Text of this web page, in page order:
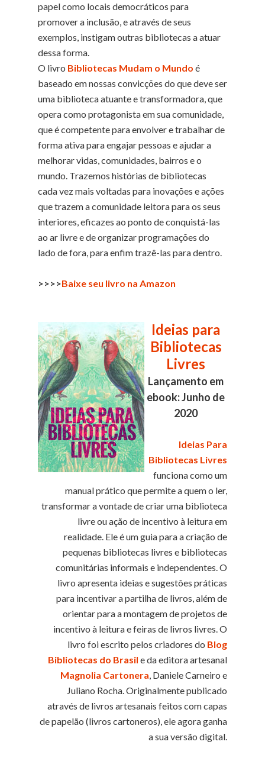
papel como locais democráticos para
promover a inclusão, e através de seus
exemplos, instigam outras bibliotecas a atuar
dessa forma.
O livro Bibliotecas Mudam o Mundo é
baseado em nossas convicções do que deve ser
uma biblioteca atuante e transformadora, que
opera como protagonista em sua comunidade,
que é competente para envolver e trabalhar de
forma ativa para engajar pessoas e ajudar a
melhorar vidas, comunidades, bairros e o
mundo. Trazemos histórias de bibliotecas
cada vez mais voltadas para inovações e ações
que trazem a comunidade leitora para os seus
interiores, eficazes ao ponto de conquistá-las
ao ar livre e de organizar programações do
lado de fora, para enfim trazê-las para dentro.
>>>>Baixe seu livro na Amazon
Ideias para
Bibliotecas
Livres
Lançamento em
ebook: Junho de
2020
Ideias Para
Bibliotecas Livres
funciona como um
manual prático que permite a quem o ler,
transformar a vontade de criar uma biblioteca
livre ou ação de incentivo à leitura em
realidade. Ele é um guia para a criação de
pequenas bibliotecas livres e bibliotecas
comunitárias informais e independentes. O
livro apresenta ideias e sugestões práticas
para incentivar a partilha de livros, além de
orientar para a montagem de projetos de
incentivo à leitura e feiras de livros livres. O
livro foi escrito pelos criadores do Blog
Bibliotecas do Brasil e da editora artesanal
Magnolia Cartonera, Daniele Carneiro e
Juliano Rocha. Originalmente publicado
através de livros artesanais feitos com capas
de papelão (livros cartoneros), ele agora ganha
a sua versão digital.